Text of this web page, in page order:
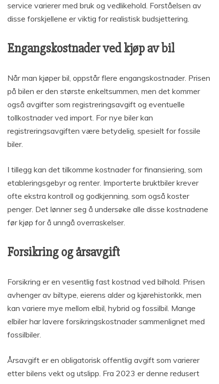
service varierer med bruk og vedlikehold. Forståelsen av
disse forskjellene er viktig for realistisk budsjettering.
Engangskostnader ved kjøp av bil
Når man kjøper bil, oppstår flere engangskostnader. Prisen
på bilen er den største enkeltsummen, men det kommer
også avgifter som registreringsavgift og eventuelle
tollkostnader ved import. For nye biler kan
registreringsavgiften være betydelig, spesielt for fossile
biler.
I tillegg kan det tilkomme kostnader for finansiering, som
etableringsgebyr og renter. Importerte bruktbiler krever
ofte ekstra kontroll og godkjenning, som også koster
penger. Det lønner seg å undersøke alle disse kostnadene
før kjøp for å unngå overraskelser.
Forsikring og årsavgift
Forsikring er en vesentlig fast kostnad ved bilhold. Prisen
avhenger av biltype, eierens alder og kjørehistorikk, men
kan variere mye mellom elbil, hybrid og fossilbil. Mange
elbiler har lavere forsikringskostnader sammenlignet med
fossilbiler.
Årsavgift er en obligatorisk offentlig avgift som varierer
etter bilens vekt og utslipp. Fra 2023 er denne redusert